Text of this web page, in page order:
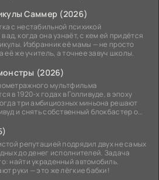
Саммер (2026)
с нестабильной психикой
ад, когда она узнаёт, с кем ей придётся
Избранник её мамы — не просто
её же учитель, а точнее завуч школы.
(2026)
мультфильма
в 1920-х годах в Голливуде, в эпоху
три амбициозных миньона решают
и снять собственный блокбастер о
репутацией подрядил двух не самых
до денег исполнителей. Задача
найти украденный автомобиль.
руки — это же лёгкие бабки!